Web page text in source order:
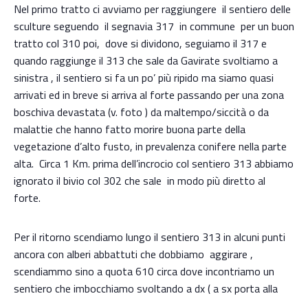
Nel primo tratto ci avviamo per raggiungere il sentiero delle
sculture seguendo il segnavia 317 in commune per un buon
tratto col 310 poi, dove si dividono, seguiamo il 317 e
quando raggiunge il 313 che sale da Gavirate svoltiamo a
sinistra , il sentiero si fa un po’ più ripido ma siamo quasi
arrivati ed in breve si arriva al forte passando per una zona
boschiva devastata (v. foto ) da maltempo/siccità o da
malattie che hanno fatto morire buona parte della
vegetazione d’alto fusto, in prevalenza conifere nella parte
alta. Circa 1 Km. prima dell’incrocio col sentiero 313 abbiamo
ignorato il bivio col 302 che sale in modo più diretto al
forte.
Per il ritorno scendiamo lungo il sentiero 313 in alcuni punti
ancora con alberi abbattuti che dobbiamo aggirare ,
scendiammo sino a quota 610 circa dove incontriamo un
sentiero che imbocchiamo svoltando a dx ( a sx porta alla